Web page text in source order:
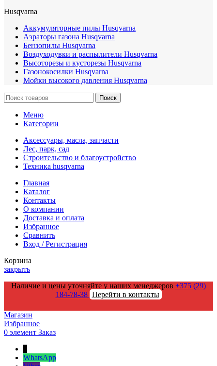
Husqvarna
Аккумуляторные пилы Husqvarna
Аэраторы газона Husqvarna
Бензопилы Husqvarna
Воздуходувки и распылители Husqvarna
Высоторезы и кусторезы Husqvarna
Газонокосилки Husqvarna
Мойки высокого давления Husqvarna
Поиск
Меню
Категории
Аксессуары, масла, запчасти
Лес, парк, сад
Строительство и благоустройство
Техника husqvarna
Главная
Каталог
Контакты
О компании
Доставка и оплата
Избранное
Сравнить
Вход / Регистрация
Корзина
закрыть
Наличие и цены уточняйте у наших менеджеров +375 (29)
184-78-38 Перейти в контакты
Магазин
Избранное
0 элемент Заказ
WhatsApp